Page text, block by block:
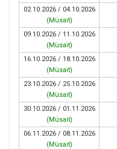
02.10.2026 / 04.10.2026
(Müsait)
09.10.2026 / 11.10.2026
(Müsait)
16.10.2026 / 18.10.2026
(Müsait)
23.10.2026 / 25.10.2026
(Müsait)
30.10.2026 / 01.11.2026
(Müsait)
06.11.2026 / 08.11.2026
(Müsait)